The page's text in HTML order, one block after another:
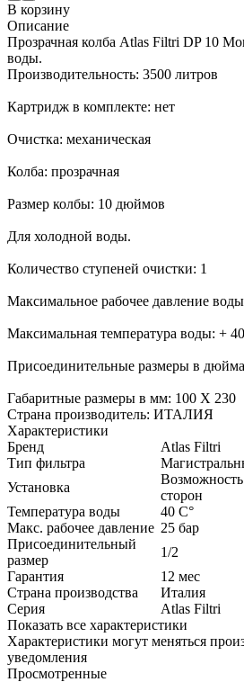
В корзину
Описание
Прозрачная колба Atlas Filtri DP 10
воды.
Производительность: 3500 литров
Картридж в комплекте: нет
Очистка: механическая
Колба: прозрачная
Размер колбы: 10 дюймов
Для холодной воды.
Количество ступеней очистки: 1
Максимальное рабочее давление
Максимальная температура воды: +
Присоединительные размеры в
Габаритные размеры в мм: 100 Х 230
Страна производитель: ИТАЛИЯ
Характеристики
Бренд
Atlas Filtri
Тип фильтра
Установка
сторон
Температура воды
40 С°
Макс. рабочее давление 25 бар
Присоединительный
размер
1/2
Гарантия
12 мес
Страна производства
Италия
Серия
Atlas Filtri
Показать все характеристики
Характеристики могут меняться
уведомления
Просмотренные